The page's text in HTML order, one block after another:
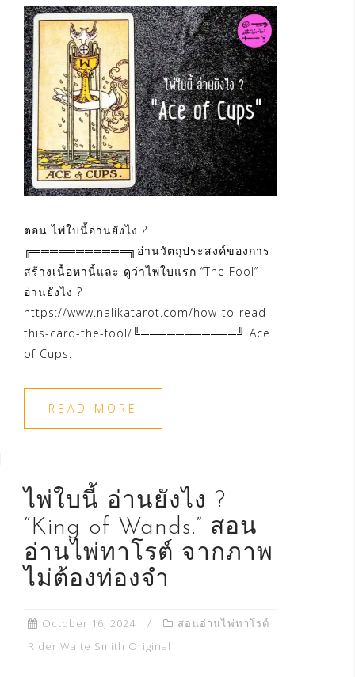
ตอน ไพ่ใบนี้อ่านยังไง ?
╔═══════════╗อ่านวัตถุประสงค์ของการ
สร้างเนื้อหานี้และ ดูว่าไพ่ใบแรก “The Fool”
อ่านยังไง ?
https://www.nalikatarot.com/how-to-read-
this-card-the-fool/╚═══════════╝ Ace
of Cups.
READ MORE
ไพ่ใบนี้ อ่านยังไง ?
“King of Wands.” สอน
อ่านไพ่ทาโรต์ จากภาพ
ไม่ต้องท่องจำ
October 16, 2024
สอนอ่านไพ่ทาโรต์
Rider Waite Smith Original